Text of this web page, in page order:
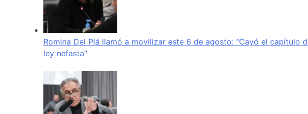
Romina Del Plá llamó a movilizar este 6 de agosto: “Cayó el
ley nefasta”